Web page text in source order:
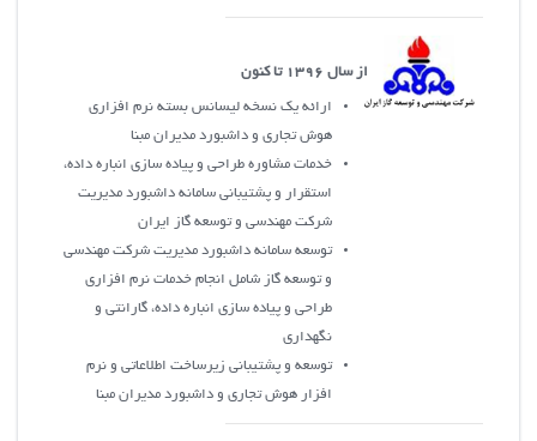
از سال 1396 تا کنون
ارائه يک نسخه ليسانس بسته نرم افزاري
هوش تجاري و داشبورد مديران مبنا
خدمات مشاوره طراحی و پیاده سازی انباره داده،
استقرار و پشتیبانی سامانه داشبورد مدیریت
شرکت مهندسی و توسعه گاز ایران
توسعه سامانه داشبورد مدیریت شرکت مهندسی
و توسعه گاز شامل انجام خدمات نرم افزاری
طراحي و پیاده سازی انباره داده، گارانتی و
نگهداری
توسعه و پشتيباني زیرساخت اطلاعاتی و نرم
افزار هوش تجاري و داشبورد مديران مبنا